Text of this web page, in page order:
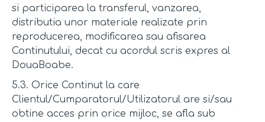
si participarea la transferul, vanzarea,
distributia unor materiale realizate prin
reproducerea, modificarea sau afisarea
Continutului, decat cu acordul scris expres al
DouaBoabe.
5.3. Orice Continut la care
Clientul/Cumparatorul/Utilizatorul are si/sau
obtine acces prin orice mijloc, se afla sub